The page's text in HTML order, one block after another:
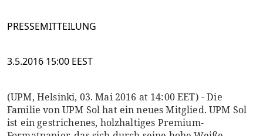
PRESSEMITTEILUNG
3.5.2016 15:00 EEST
(UPM, Helsinki, 03. Mai 2016 at 14:00 EET) - Die
Familie von UPM Sol hat ein neues Mitglied. UPM Sol
ist ein gestrichenes, holzhaltiges Premium-